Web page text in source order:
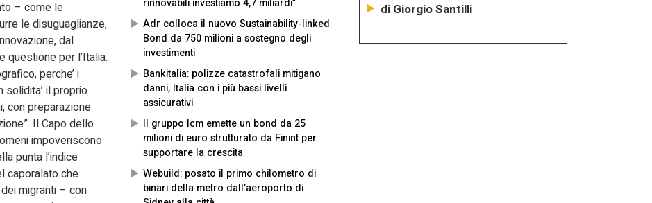
rinnovabili investiamo 4,7 miliardi”
Adr colloca il nuovo Sustainability-linked
Bond da 750 milioni a sostegno degli
investimenti
Bankitalia: polizze catastrofali mitigano
danni, Italia con i più bassi livelli
assicurativi
Il gruppo Icm emette un bond da 25
milioni di euro strutturato da Finint per
supportare la crescita
Webuild: posato il primo chilometro di
binari della metro dall’aeroporto di
– come le
le disuguaglianze,
dal
questione per l’Italia.
perche’ i
solidita’ il proprio
con preparazione
Il Capo dello
impoveriscono
punta l’indice
caporalato che
migranti – con
di Giorgio Santilli